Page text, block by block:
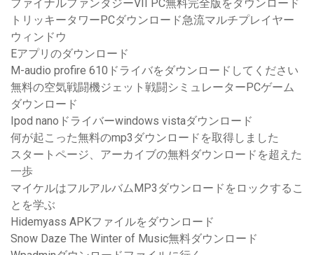
ファイナルファンタジーVII PC無料完全版をダウンロード
トリッキータワーPCダウンロード急流マルチプレイヤー
ウィンドウ
Eアプリのダウンロード
M-audio profire 610ドライバをダウンロードしてください
無料の空気戦闘機ジェット戦闘シミュレーターPCゲーム
ダウンロード
Ipod nanoドライバーwindows vistaダウンロード
何が起こった無料のmp3ダウンロードを取得しました
スタートページ、アーカイブの無料ダウンロードを超えた
一歩
マイケルはフルアルバムMP3ダウンロードをロックするこ
とを学ぶ
Hidemyass APKファイルをダウンロード
Snow Daze The Winter of Music無料ダウンロード